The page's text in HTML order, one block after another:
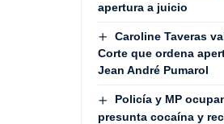
apertura a juicio
Caroline Taveras
Corte que ordena
Jean André Pumarol
Policía y MP
presunta cocaína y